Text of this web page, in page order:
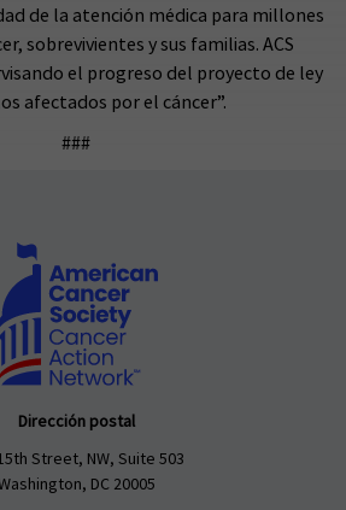
de la atención médica para millones
sobrevivientes y sus familias. ACS
el progreso del proyecto de ley
afectados por el cáncer”.
###
Dirección postal
Street, NW, Suite 503
DC 20005